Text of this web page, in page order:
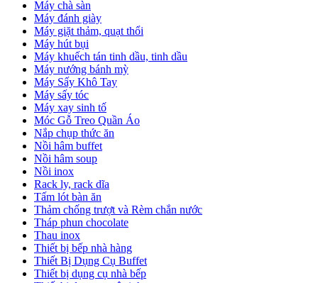
Máy chà sàn
Máy đánh giày
Máy giặt thảm, quạt thổi
Máy hút bụi
Máy khuếch tán tinh dầu, tinh dầu
Máy nướng bánh mỳ
Máy Sấy Khô Tay
Máy sấy tóc
Máy xay sinh tố
Móc Gỗ Treo Quần Áo
Nắp chụp thức ăn
Nồi hâm buffet
Nồi hâm soup
Nồi inox
Rack ly, rack dĩa
Tấm lót bàn ăn
Thảm chống trượt và Rèm chắn nước
Tháp phun chocolate
Thau inox
Thiết bị bếp nhà hàng
Thiết Bị Dụng Cụ Buffet
Thiết bị dụng cụ nhà bếp